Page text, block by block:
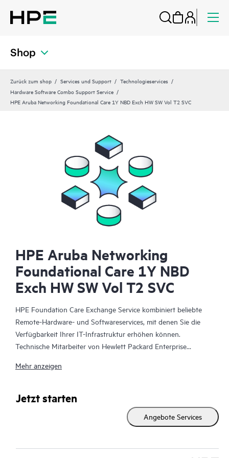
Shop
Zurück zum shop Services und Support
Technologieservices
Hardware Software Combo Support Service
HPE Aruba Networking Foundational Care 1Y NBD Exch HW SW Vol T2 SVC
HPE Aruba Networking
Foundational Care 1Y NBD
Exch HW SW Vol T2 SVC
HPE Foundation Care Exchange Service kombiniert beliebte
Remote-Hardware- und Softwareservices, mit denen Sie die
Verfügbarkeit Ihrer IT-Infrastruktur erhöhen können.
Technische Mitarbeiter von Hewlett Packard Enterprise
Behebung von Hardware- und Softwareproblemen zu
Mit dem Hardwareaustausch steht ein zuverlässiger und
schneller Teileaustauschservice für qualifizierte Hewlett Packard
Mehr anzeigen
Jetzt starten
Angebote Services